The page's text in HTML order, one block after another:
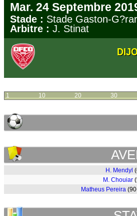
Mar. 24 Septembre
Stade : Stade Gaston-
Arbitre : J. Stinat
1 10 20 30
H. Mendyl
M. Chouiar
Matheus Pereira